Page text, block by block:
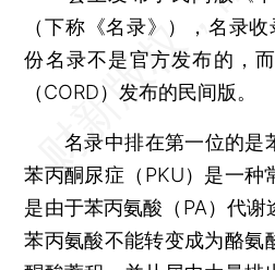
（下称《名录》），名录
份名录不是官方发布的，
（CORD）发布的民间版。
名录中排在第一位的是
苯丙酮尿症（PKU）是一种
是由于苯丙氨酸（PA）代
苯丙氨酸不能转变成为酪氨